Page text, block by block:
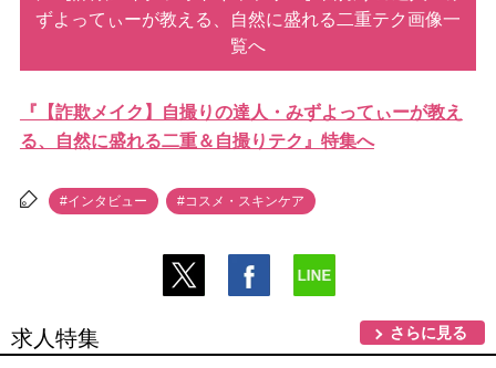
ずよってぃーが教える、自然に盛れる二重テク画像一
覧へ
『【詐欺メイク】自撮りの達人・みずよってぃーが教え
る、自然に盛れる二重＆自撮りテク』特集へ
#インタビュー #コスメ・スキンケア
求人特集 さらに見る